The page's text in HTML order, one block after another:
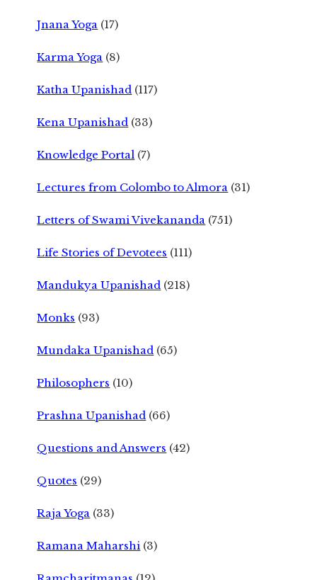
Jnana Yoga (17)
Karma Yoga (8)
Katha Upanishad (117)
Kena Upanishad (33)
Knowledge Portal (7)
Lectures from Colombo to Almora (31)
Letters of Swami Vivekananda (751)
Life Stories of Devotees (111)
Mandukya Upanishad (218)
Monks (93)
Mundaka Upanishad (65)
Philosophers (10)
Prashna Upanishad (66)
Questions and Answers (42)
Quotes (29)
Raja Yoga (33)
Ramana Maharshi (3)